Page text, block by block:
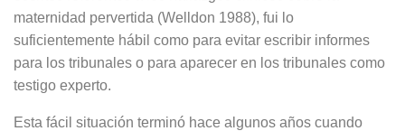
maternidad pervertida (Welldon 1988), fui lo
suficientemente hábil como para evitar escribir informes
para los tribunales o para aparecer en los tribunales como
testigo experto.
Esta fácil situación terminó hace algunos años cuando